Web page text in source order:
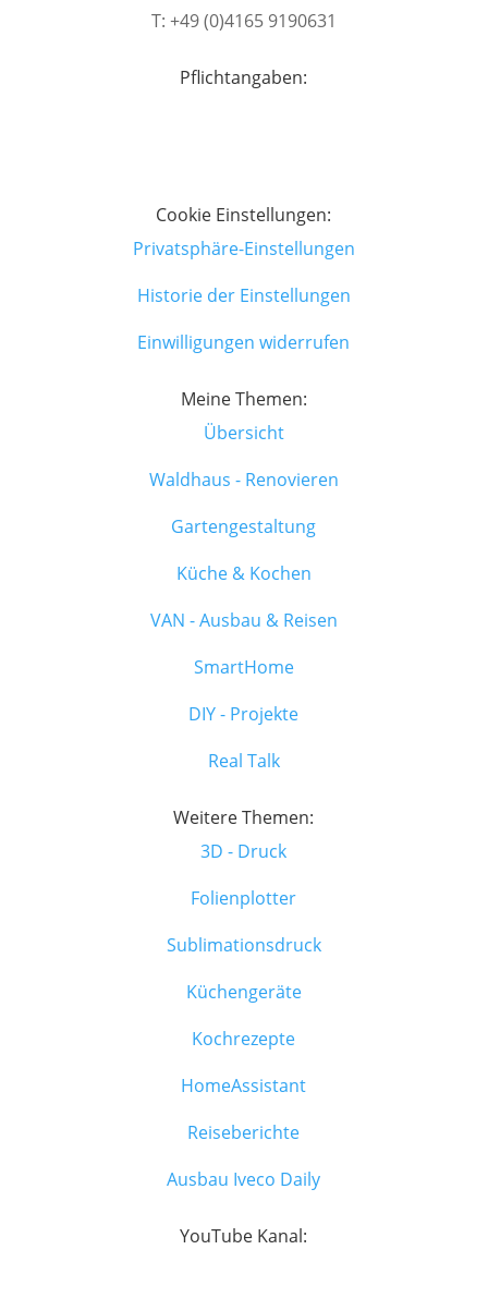
T: +49 (0)4165 9190631
Pflichtangaben:
Cookie Einstellungen:
Privatsphäre-Einstellungen
Historie der Einstellungen
Einwilligungen widerrufen
Meine Themen:
Übersicht
Waldhaus - Renovieren
Gartengestaltung
Küche & Kochen
VAN - Ausbau & Reisen
SmartHome
DIY - Projekte
Real Talk
Weitere Themen:
3D - Druck
Folienplotter
Sublimationsdruck
Küchengeräte
Kochrezepte
HomeAssistant
Reiseberichte
Ausbau Iveco Daily
YouTube Kanal: